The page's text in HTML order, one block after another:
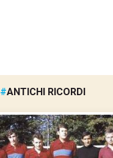
#ANTICHI RICORDI